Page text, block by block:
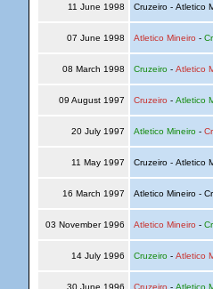
11 June 1998 Cruzeiro - Atletico
07 June 1998 Atletico Mineiro -
08 March 1998 Cruzeiro- Atletico
09 August 1997 Cruzeiro - Atletico
20 July 1997 Atletico Mineiro-
11 May 1997 Cruzeiro - Atletico
16 March 1997 Atletico Mineiro -
03 November 1996 Atletico Mineiro -
14 July 1996 Cruzeiro- Atletico
30 June 1996 Cruzeiro - Atletico